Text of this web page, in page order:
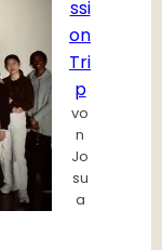
ssi
on
Tri
p
vo
n
Jo
su
a